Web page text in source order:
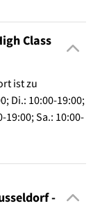
Class
ist zu
Di.: 10:00-19:00;
19:00; Sa.: 10:00-
-